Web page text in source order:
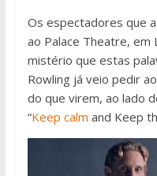
Os espectadores que
ao Palace Theatre,
mistério que estas
Rowling já veio pedir
do que virem, ao lado
“Keep calm and Keep